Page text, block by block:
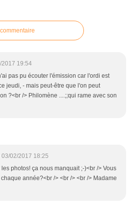
2017 19:54
pas pu écouter l'émission car l'ordi est
jeudi, - mais peut-être que l'on peut
?<br /> Philomène ....;;qui rame avec son
03/02/2017 18:25
photos! ça nous manquait ;-)<br /> Vous
année?<br /> <br /> <br /> Madame